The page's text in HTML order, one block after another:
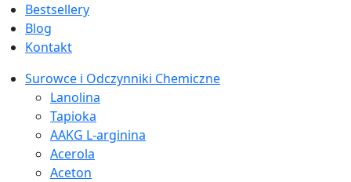
Bestsellery
Blog
Kontakt
Surowce i Odczynniki Chemiczne
Lanolina
Tapioka
AAKG L-arginina
Acerola
Aceton